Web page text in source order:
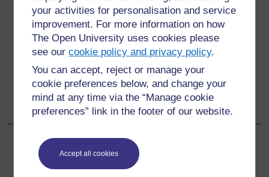
your activities for personalisation and service
improvement. For more information on how
The Open University uses cookies please
see ourcookie policy and privacy policy.
You can accept, reject or manage your
cookie preferences below, and change your
mind at any time via the “Manage cookie
preferences” link in the footer of our website.
Accept all cookies
Back to previous page
Previous
कहानी सुनाना, गीत, रोल प्ले और नाटक
Go to next page
Next
विद्यालय-समुदाय की साझेदारी स्थापित करना